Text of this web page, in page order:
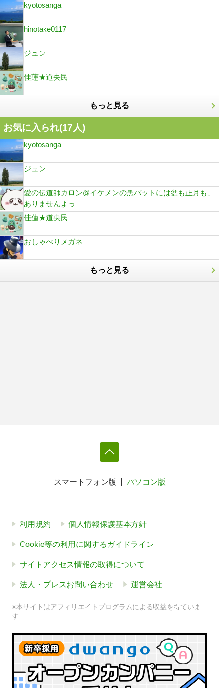
kyotosanga
hinotake0117
ジュン
佳蓮★道央民
もっと見る
お気に入られ(17人)
kyotosanga
ジュン
愛の伝道師カロン@イケメンの黒バットには盆も正月も、
ありませんよっ
佳蓮★道央民
おしゃべりメガネ
もっと見る
スマートフォン版 パソコン版
利用規約 個人情報保護基本方針
Cookie等の利用に関するガイドライン
サイトアクセス情報の取得について
法人・プレスお問い合わせ 運営会社
※本サイトはアフィリエイトプログラムによる収益を得ていま
す